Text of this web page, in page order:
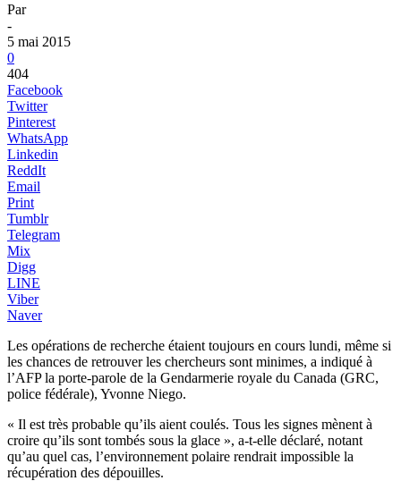
Par
-
5 mai 2015
0
404
Facebook
Twitter
Pinterest
WhatsApp
Linkedin
ReddIt
Email
Print
Tumblr
Telegram
Mix
Digg
LINE
Viber
Naver
Les opérations de recherche étaient toujours en cours lundi, même si
les chances de retrouver les chercheurs sont minimes, a indiqué à
l’AFP la porte-parole de la Gendarmerie royale du Canada (GRC,
police fédérale), Yvonne Niego.
« Il est très probable qu’ils aient coulés. Tous les signes mènent à
croire qu’ils sont tombés sous la glace », a-t-elle déclaré, notant
qu’au quel cas, l’environnement polaire rendrait impossible la
récupération des dépouilles.